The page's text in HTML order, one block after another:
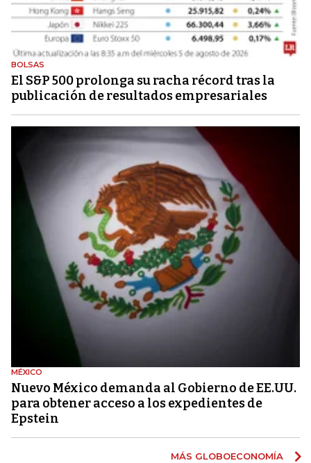
BOLSAS
El S&P 500 prolonga su racha récord tras la
publicación de resultados empresariales
MÉXICO
Nuevo México demanda al Gobierno de EE.UU.
para obtener acceso a los expedientes de
Epstein
MÁS GLOBOECONOMÍA